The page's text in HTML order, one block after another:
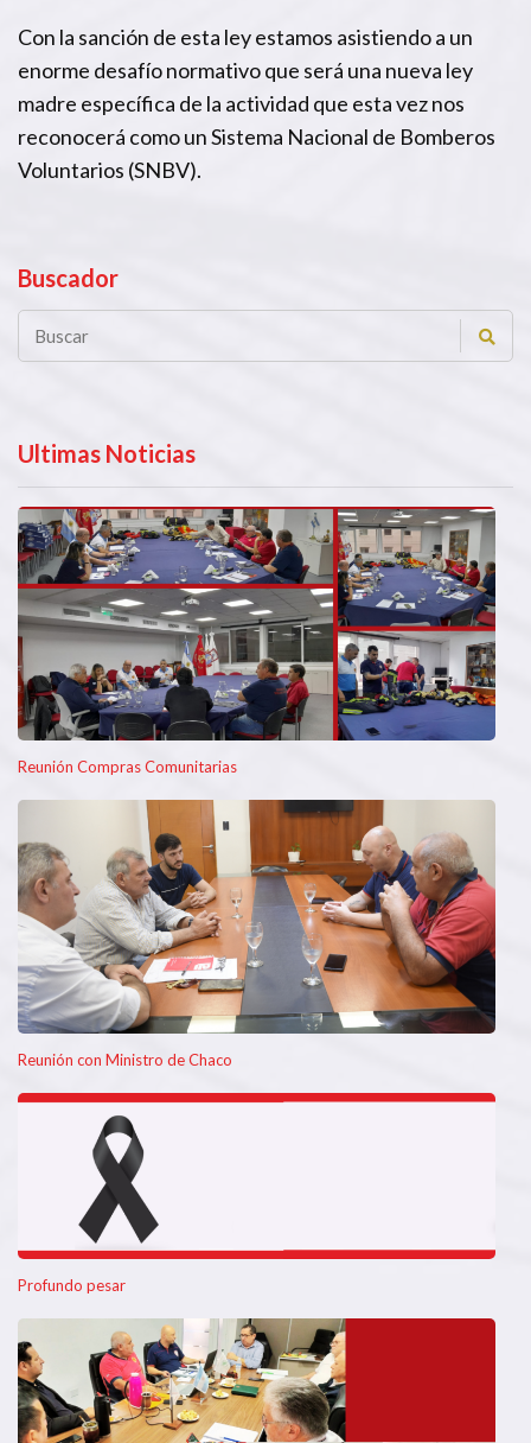
Con la sanción de esta ley estamos asistiendo a un
enorme desafío normativo que será una nueva ley
madre específica de la actividad que esta vez nos
reconocerá como un Sistema Nacional de Bomberos
Voluntarios (SNBV).
Buscador
Ultimas Noticias
Reunión Compras Comunitarias
Reunión con Ministro de Chaco
Profundo pesar